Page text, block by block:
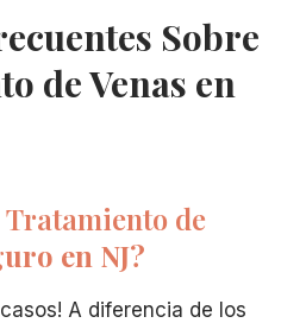
Sobre
de Venas en
Tratamiento de
en NJ?
A diferencia de los